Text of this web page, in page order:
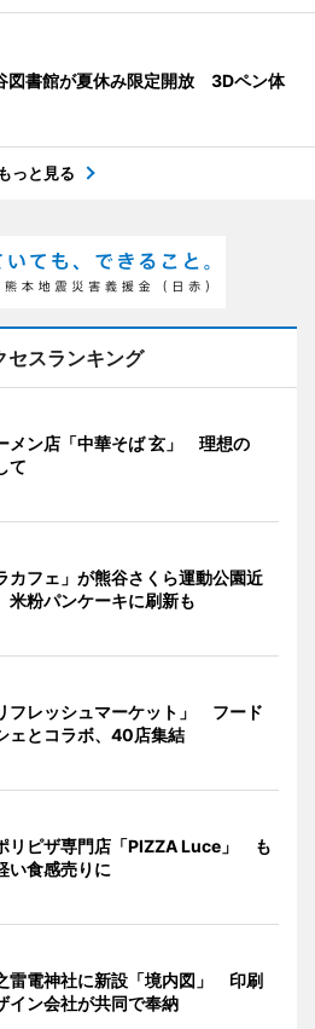
図書館が夏休み限定開放 3Dペン体
もっと見る
セスランキング
メン店「中華そば 玄」 理想の
て
カフェ」が熊谷さくら運動公園近
粉パンケーキに刷新も
フレッシュマーケット」 フード
ェとコラボ、40店集結
リピザ専門店「PIZZA Luce」 も
い食感売りに
雷電神社に新設「境内図」 印刷
イン会社が共同で奉納